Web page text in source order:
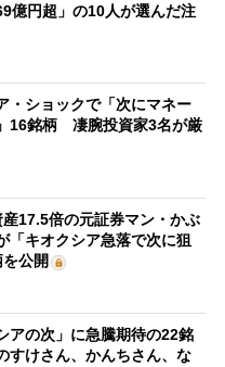
億円超」の10人が選んだ注
・ショックで「次にマネー
16銘柄 凄腕投資家3名が厳
17.5倍の元証券マン・かぶ
「キオクシア急落で次に狙
公開
アの次」に急騰期待の22銘
けさん、かんちさん、な